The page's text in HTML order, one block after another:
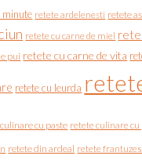
minute retete ardelenesti retete
retete cu carne de miel
pui retete cu carne de vita
retete cu leurda
cu paste retete culinare cu
retete din ardeal retete